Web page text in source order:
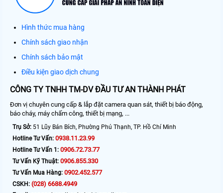
Hình thức mua hàng
Chính sách giao nhận
Chính sách bảo mật
Điều kiện giao dịch chung
CÔNG TY TNHH TM-DV ĐẦU TƯ AN THÀNH PHÁT
Đơn vị chuyên cung cấp & lắp đặt camera quan sát, thiết bị báo động,
báo cháy, máy chấm công, thiết bị mạng, ...
Trụ Sở: 51 Lũy Bán Bích, Phường Phú Thạnh, TP. Hồ Chí Minh
Hotline Tư Vấn: 0938.11.23.99
Hotline Tư Vấn 1: 0906.72.73.77
Tư Vấn Kỹ Thuật: 0906.855.330
Tư Vấn Mua Hàng: 0902.452.577
CSKH: (028) 6688.4949